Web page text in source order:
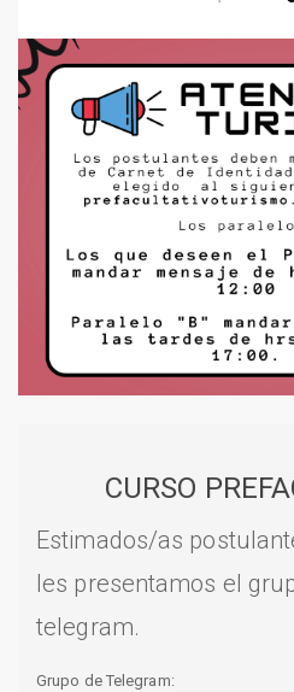
CURSO
Estimados/as
les presentamos el
telegram.
Grupo de Telegram: